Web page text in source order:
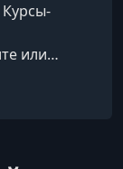
или
и
Мы
новое о